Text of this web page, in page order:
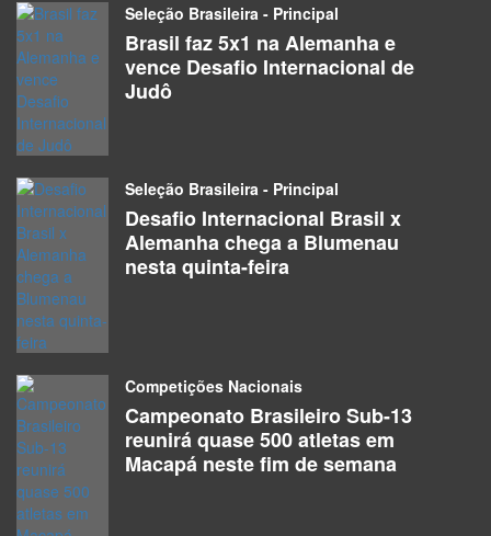
Aidê Marques Dias Vieira
Atletas
Alcione Pessoa Da Cunha
Atletas
Alexandre Rocha Hora
Atletas
Alexsander Gomes Da Silva
Atletas
Seleção Brasileira - Principal
Brasil faz 5x1 na Alemanha e
vence Desafio Internacional de
Judô
Seleção Brasileira - Principal
Desafio Internacional Brasil x
Alemanha chega a Blumenau
nesta quinta-feira
Competições Nacionais
Campeonato Brasileiro Sub-13
reunirá quase 500 atletas em
Macapá neste fim de semana